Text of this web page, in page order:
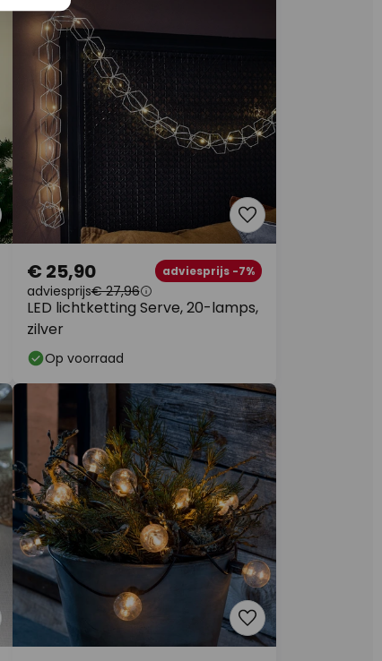
LED lichtketting Serve, 20-lamps,
zilver
€ 25,90 adviesprijs -7%
adviesprijs€ 27,96
Op voorraad